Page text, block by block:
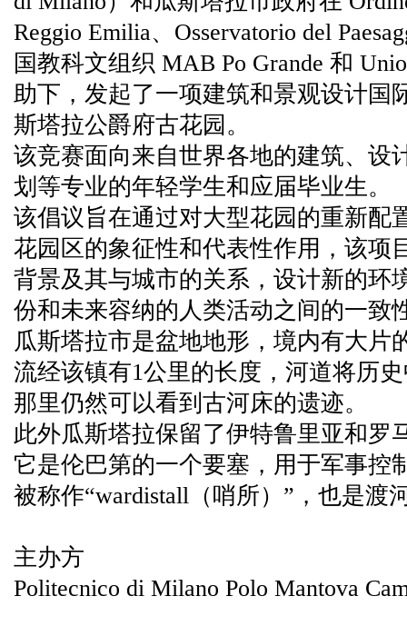
Reggio Emilia、Osservatorio del
国教科文组织 MAB Po Grande 和
助下，发起了一项建筑和景观设计国
斯塔拉公爵府古花园。
该竞赛面向来自世界各地的建筑、设
划等专业的年轻学生和应届毕业生。
该倡议旨在通过对大型花园的重新配
花园区的象征性和代表性作用，该项
背景及其与城市的关系，设计新的环
份和未来容纳的人类活动之间的一致
瓜斯塔拉市是盆地地形，境内有大片
流经该镇有1公里的长度，河道将历
那里仍然可以看到古河床的遗迹。
此外瓜斯塔拉保留了伊特鲁里亚和罗
它是伦巴第的一个要塞，用于军事控
被称作“wardistall（哨所）”，也是渡
主办方
Politecnico di Milano Polo Mantova